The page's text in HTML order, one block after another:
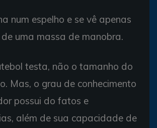
num espelho e se vê apenas
uma massa de manobra.
testa, não o tamanho do
Mas, o grau de conhecimento
possui do fatos e
além de sua capacidade de